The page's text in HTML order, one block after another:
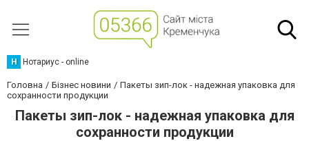
Н Нотариус - online
Головна Бізнес новини
Пакеты зип-лок - надежная упаковка для
сохранности продукции
Пакеты зип-лок - надежная упаковка для
сохранности продукции